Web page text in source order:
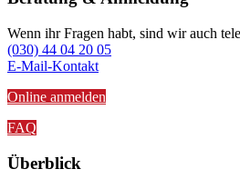
Wenn ihr Fragen habt, sind wir auch
(030) 44 04 20 05
E-Mail-Kontakt
Online anmelden
FAQ
Überblick